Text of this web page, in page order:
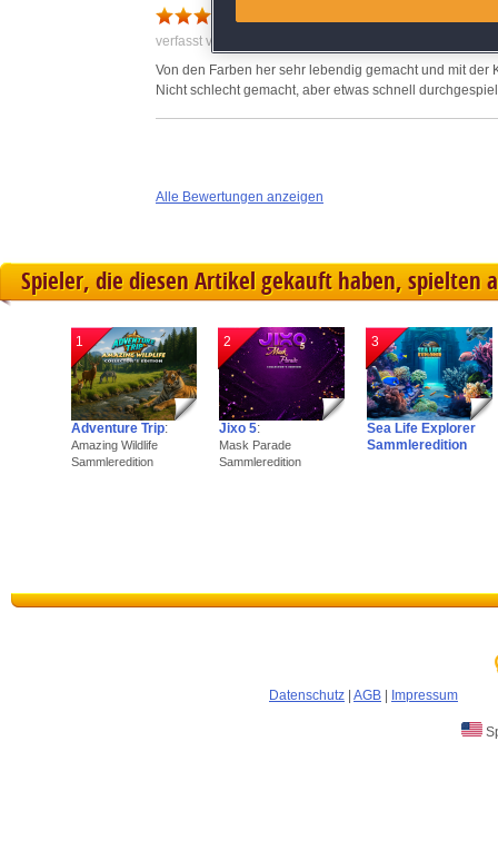
ganz nett
verfasst von Claudia am 20.04.2021 um 20:16
Von den Farben her sehr lebendig gemacht und mit der
Nicht schlecht gemacht, aber etwas schnell
Alle Bewertungen anzeigen
Spieler, die diesen Artikel gekauft haben, spielten
1
Adventure Trip:
Amazing Wildlife
Sammleredition
2
Jixo 5:
Mask Parade
Sammleredition
3
Sea Life Explorer
Sammleredition
Datenschutz AGB Impressum
Save and communicate